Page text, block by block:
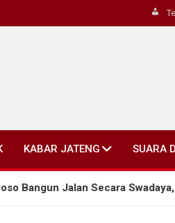
KABAR JATENG SUARA
Jalan Secara Swadaya,